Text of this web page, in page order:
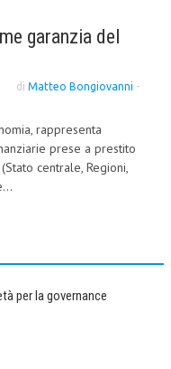
garanzia del
di Matteo Bongiovanni -
rappresenta
prese a prestito
centrale, Regioni,
per la governance